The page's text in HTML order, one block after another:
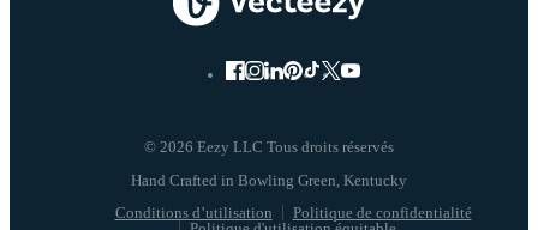
© 2026 Eezy LLC Tous droits réservés
Conditions d’utilisation
Politique de confidentialité